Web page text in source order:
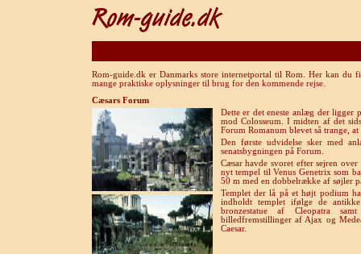
Rom-guide.dk er Danmarks store internetportal til Rom. Her kan du
mange praktiske oplysninger til brug for den kommende rejse.
Cæsars Forum
Dette er det eneste anlæg der
mod Colosseum. I midten af det
Forum Romanum blevet så trange,
Den første udvidelse sker med
senatsbygningen på Forum.
Cæsar havde svoret efter sejren
nyt tempel til Venus Genetrix som
50 m med en dobbelrække af søjler
Templet der lå på et højt podium
indholdt templet ifølge de
bronzestatue af Cleopatra
billedfremstillinger af Ajax og
Caesar.